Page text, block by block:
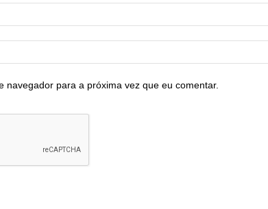
navegador para a próxima vez que eu comentar.